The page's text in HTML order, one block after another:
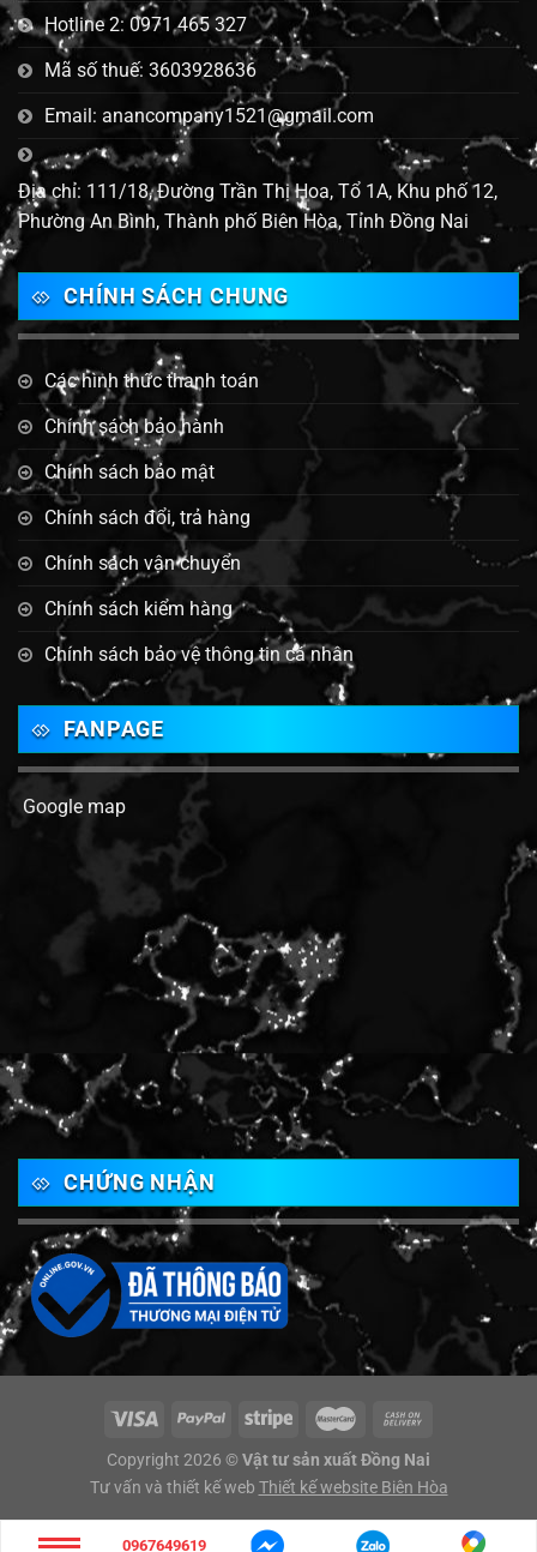
Hotline 2: 0971 465 327
Mã số thuế: 3603928636
Email: anancompany1521@gmail.com
Địa chỉ: 111/18, Đường Trần Thị Hoa, Tổ 1A, Khu phố 12,
Phường An Bình, Thành phố Biên Hòa, Tỉnh Đồng Nai
CHÍNH SÁCH CHUNG
Các hình thức thanh toán
Chính sách bảo hành
Chính sách bảo mật
Chính sách đổi, trả hàng
Chính sách vận chuyển
Chính sách kiểm hàng
Chính sách bảo vệ thông tin cá nhân
FANPAGE
Google map
CHỨNG NHẬN
Copyright 2026 © Vật tư sản xuất Đồng Nai
Tư vấn và thiết kế web Thiết kế website Biên Hòa
0967649619